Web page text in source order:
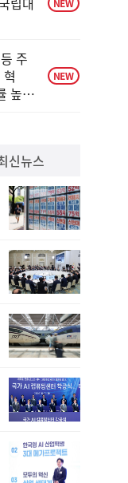
NEW
주
높인
NEW
신뉴스